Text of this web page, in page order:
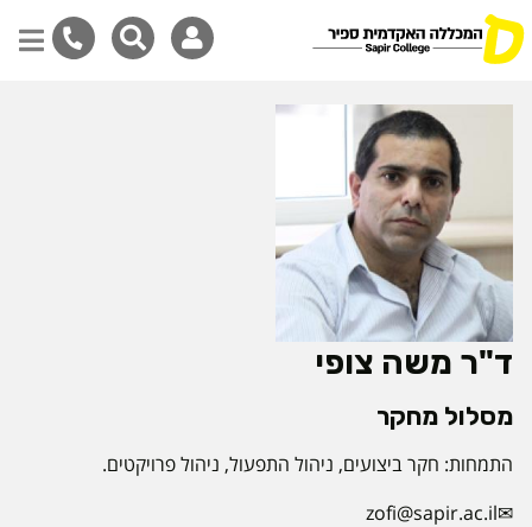
ד"ר משה צופי
מסלול מחקר
התמחות: חקר ביצועים, ניהול התפעול, ניהול פרויקטים.
zofi@sapir.ac.il